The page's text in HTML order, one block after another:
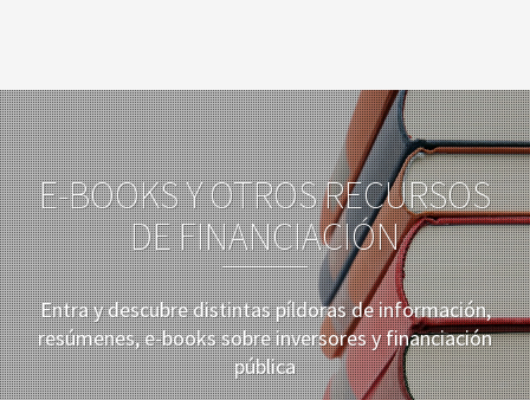
E-BOOKS Y OTROS RECURSOS
DE FINANCIACIÓN
Entra y descubre distintas píldoras de información,
resúmenes, e-books sobre inversores y financiación
pública